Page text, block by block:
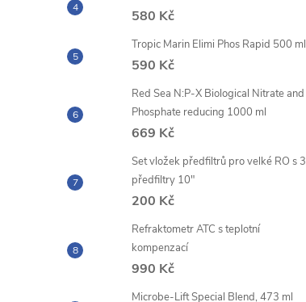
580 Kč
Tropic Marin Elimi Phos Rapid 500 ml
590 Kč
Red Sea N:P-X Biological Nitrate and
Phosphate reducing 1000 ml
669 Kč
Set vložek předfiltrů pro velké RO s 3
předfiltry 10"
200 Kč
Refraktometr ATC s teplotní
kompenzací
990 Kč
Microbe-Lift Special Blend, 473 ml